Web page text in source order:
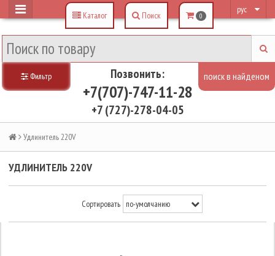
рус
Позвонить:
+7(707)-747-11-28
+7 (727)-278-04-05
Каталог Поиск 0
Удлинитель 220V
УДЛИНИТЕЛЬ 220V
Сортировать
Фильтр